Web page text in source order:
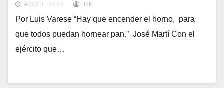
AGO 3, 2022 RK
Por Luis Varese “Hay que encender el horno, para
que todos puedan hornear pan.” José Martí Con el
ejército que…